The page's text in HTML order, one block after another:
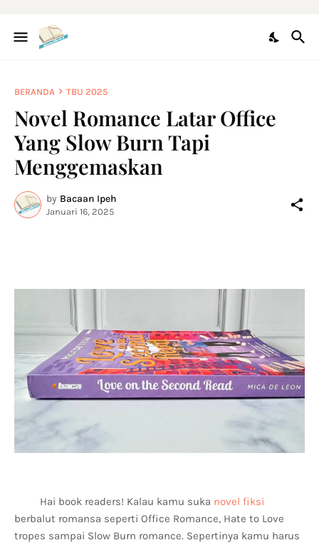
BERANDA TBU 2025
Novel Romance Latar Office
Yang Slow Burn Tapi
Menggemaskan
by Bacaan Ipeh
Januari 16, 2025
Hai book readers! Kalau kamu suka novel fiksi
berbalut romansa seperti Office Romance, Hate to Love
tropes sampai Slow Burn romance. Sepertinya kamu harus